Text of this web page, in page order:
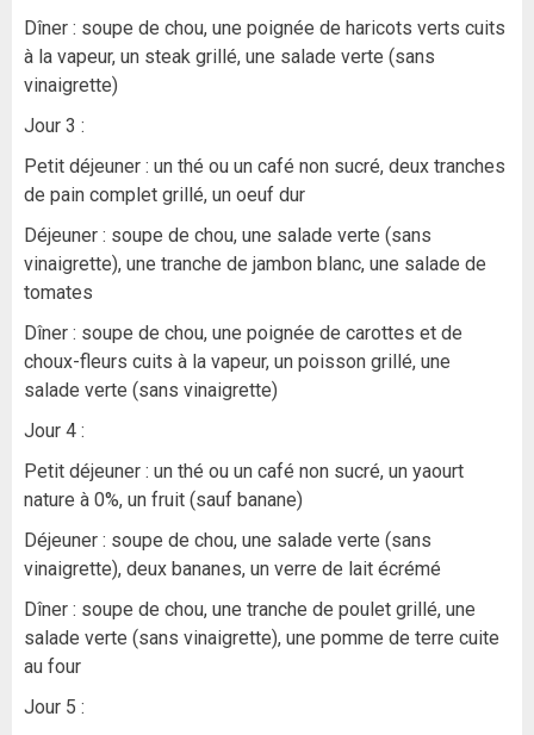
Dîner : soupe de chou, une poignée de haricots verts cuits
à la vapeur, un steak grillé, une salade verte (sans
vinaigrette)
Jour 3 :
Petit déjeuner : un thé ou un café non sucré, deux tranches
de pain complet grillé, un oeuf dur
Déjeuner : soupe de chou, une salade verte (sans
vinaigrette), une tranche de jambon blanc, une salade de
tomates
Dîner : soupe de chou, une poignée de carottes et de
choux-fleurs cuits à la vapeur, un poisson grillé, une
salade verte (sans vinaigrette)
Jour 4 :
Petit déjeuner : un thé ou un café non sucré, un yaourt
nature à 0%, un fruit (sauf banane)
Déjeuner : soupe de chou, une salade verte (sans
vinaigrette), deux bananes, un verre de lait écrémé
Dîner : soupe de chou, une tranche de poulet grillé, une
salade verte (sans vinaigrette), une pomme de terre cuite
au four
Jour 5 :